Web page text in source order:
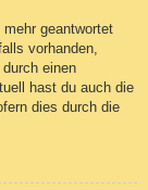
geantwortet
vorhanden,
einen
hast du auch die
dies durch die